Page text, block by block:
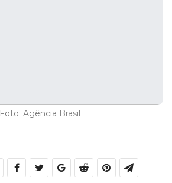
Foto: Agência Brasil